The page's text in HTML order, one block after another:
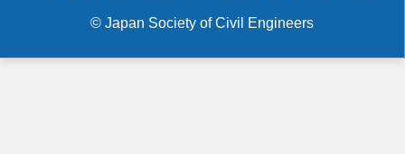
© Japan Society of Civil Engineers